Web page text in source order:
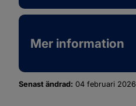
Mer information
Senast ändrad: 04 februari 2026